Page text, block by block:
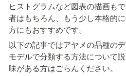
ヒストグラムなど図表の描画も
者はもちろん、もう少し本格的
方にもおすすめです。
以下の記事ではアヤメの品種の
モデルで分類する方法について
味がある方はごらんください。